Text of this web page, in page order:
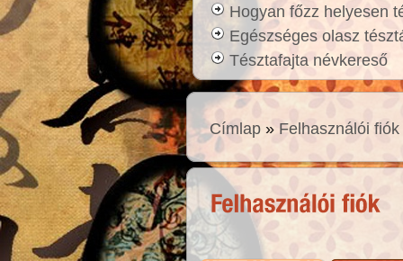
Hogyan főzz helyesen
Egészséges olasz
Tésztafajta névkereső
Címlap » Felhasználói fiók